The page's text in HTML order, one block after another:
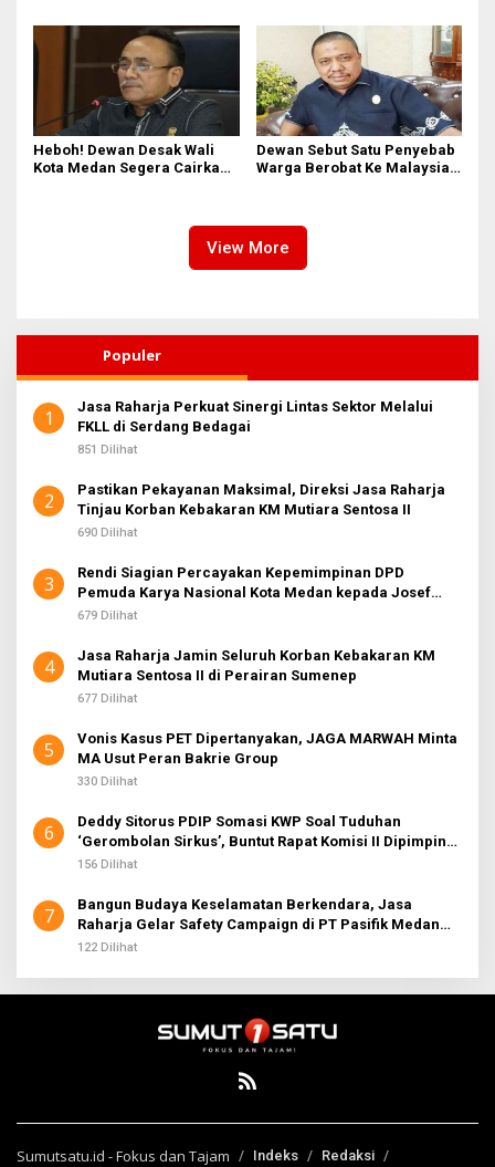
dari Rumah
Heboh! Dewan Desak Wali
Kota Medan Segera Cairkan
Dewan Sebut Satu Penyebab
Warga Berobat Ke Malaysia :
View More
Populer
1
Jasa Raharja Perkuat Sinergi Lintas Sektor Melalui
FKLL di Serdang Bedagai
851 Dilihat
2
Pastikan Pekayanan Maksimal, Direksi Jasa Raharja
Tinjau Korban Kebakaran KM Mutiara Sentosa II
690 Dilihat
3
Rendi Siagian Percayakan Kepemimpinan DPD
Pemuda Karya Nasional Kota Medan kepada Josef
Sembiring
679 Dilihat
4
Jasa Raharja Jamin Seluruh Korban Kebakaran KM
Mutiara Sentosa II di Perairan Sumenep
677 Dilihat
5
Vonis Kasus PET Dipertanyakan, JAGA MARWAH Minta
MA Usut Peran Bakrie Group
330 Dilihat
6
Deddy Sitorus PDIP Somasi KWP Soal Tuduhan
‘Gerombolan Sirkus’, Buntut Rapat Komisi II Dipimpin
Sufmi Dasco Ahmad
156 Dilihat
7
Bangun Budaya Keselamatan Berkendara, Jasa
Raharja Gelar Safety Campaign di PT Pasifik Medan
Industri
122 Dilihat
Sumutsatu.id - Fokus dan Tajam Indeks Redaksi